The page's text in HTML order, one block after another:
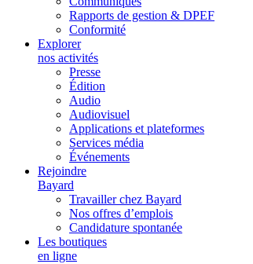
Rapports de gestion & DPEF
Conformité
Explorer
nos activités
Presse
Édition
Audio
Audiovisuel
Applications et plateformes
Services média
Événements
Rejoindre
Bayard
Travailler chez Bayard
Nos offres d’emplois
Candidature spontanée
Les boutiques
en ligne